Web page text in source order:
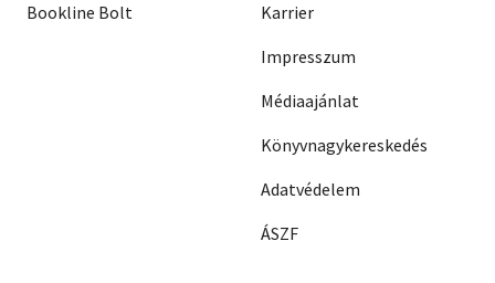
Bookline Bolt
Karrier
Impresszum
Médiaajánlat
Könyvnagykereskedés
Adatvédelem
ÁSZF